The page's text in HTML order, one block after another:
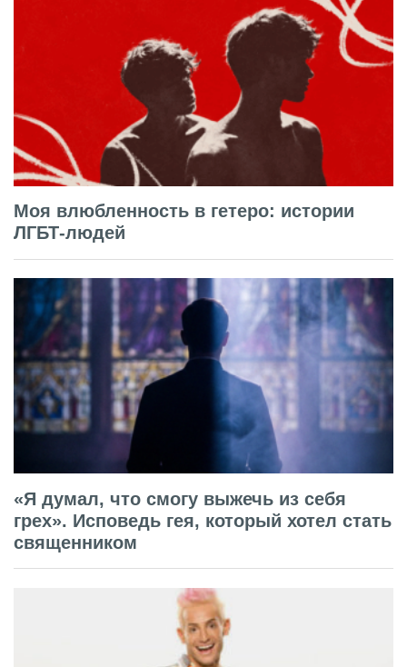
Моя влюбленность в гетеро: истории
ЛГБТ-людей
«Я думал, что смогу выжечь из себя
грех». Исповедь гея, который хотел стать
священником